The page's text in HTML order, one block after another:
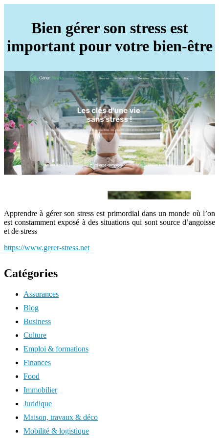
Bien gérer son stress est
important pour votre bien-être
Apprendre à gérer son stress est primordial dans un monde où l’on
est constamment exposé à des situations qui sont source d’angoisse
et de stress
https://www.gerer-stress.net
Catégories
Assurances
Blog
Business
Culture
Emploi & formations
Finances
Food
Immobilier
Juridique
Maison, travaux & déco
Mobilité & logistique